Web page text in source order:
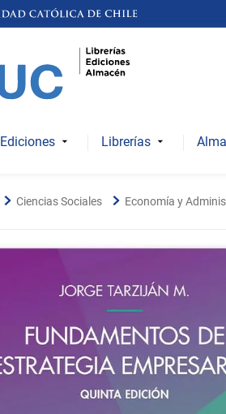
Ediciones Librerías
Ciencias Sociales Economía y